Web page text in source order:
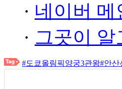
· 네이버
· 그곳이
#도쿄올림픽양궁3관왕#안산